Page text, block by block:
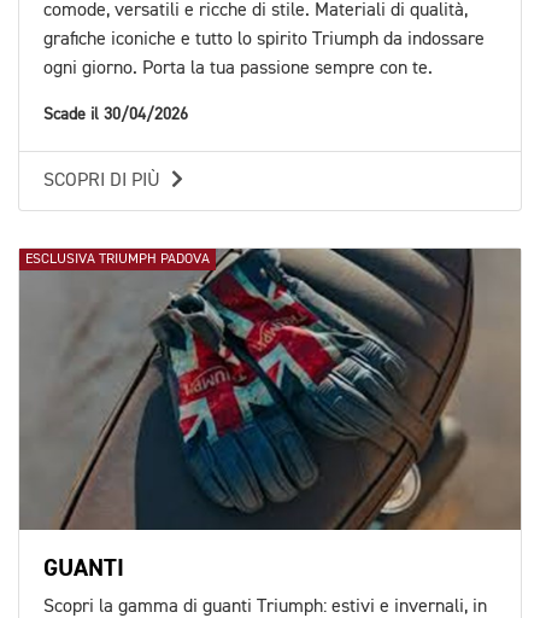
comode, versatili e ricche di stile. Materiali di qualità,
grafiche iconiche e tutto lo spirito Triumph da indossare
ogni giorno. Porta la tua passione sempre con te.
Scade il 30/04/2026
SCOPRI DI PIÙ
ESCLUSIVA TRIUMPH PADOVA
GUANTI
Scopri la gamma di guanti Triumph: estivi e invernali, in